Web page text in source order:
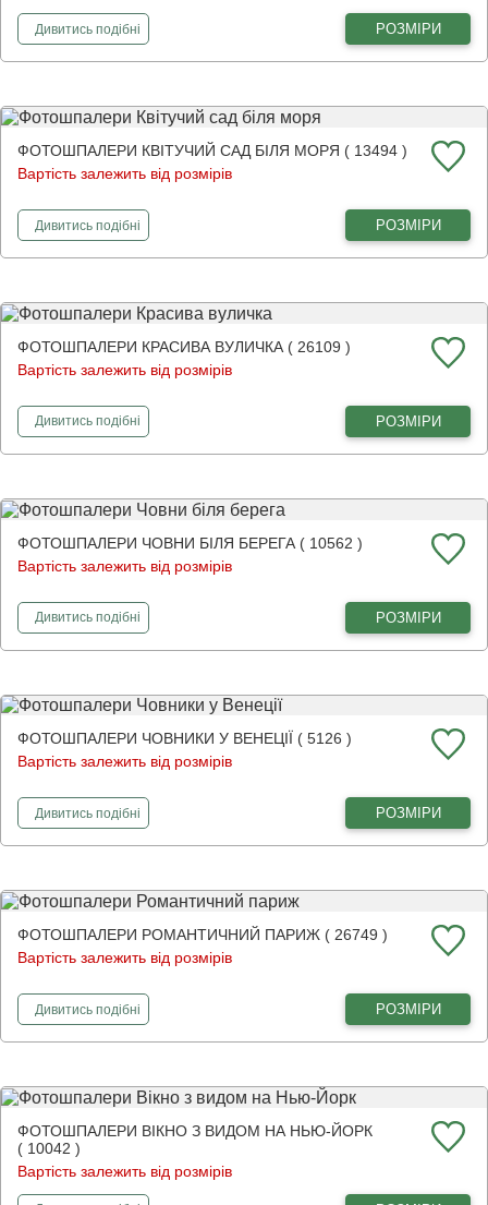
Дивитисьфотошпалери
подібні РОЗМІРИ
ФОТОШПАЛЕРИ КВІТУЧИЙ САД БІЛЯ МОРЯ ( 13494 )
Вартість залежить від розмірів
Дивитисьфотошпалери
подібні РОЗМІРИ
ФОТОШПАЛЕРИ КРАСИВА ВУЛИЧКА ( 26109 )
Вартість залежить від розмірів
Дивитисьфотошпалери
подібні РОЗМІРИ
ФОТОШПАЛЕРИ ЧОВНИ БІЛЯ БЕРЕГА ( 10562 )
Вартість залежить від розмірів
Дивитисьфотошпалери
подібні РОЗМІРИ
ФОТОШПАЛЕРИ ЧОВНИКИ У ВЕНЕЦІЇ ( 5126 )
Вартість залежить від розмірів
Дивитисьфотошпалери
подібні РОЗМІРИ
ФОТОШПАЛЕРИ РОМАНТИЧНИЙ ПАРИЖ ( 26749 )
Вартість залежить від розмірів
Дивитисьфотошпалери
подібні РОЗМІРИ
ФОТОШПАЛЕРИ ВІКНО З ВИДОМ НА НЬЮ-ЙОРК
( 10042 )
Вартість залежить від розмірів